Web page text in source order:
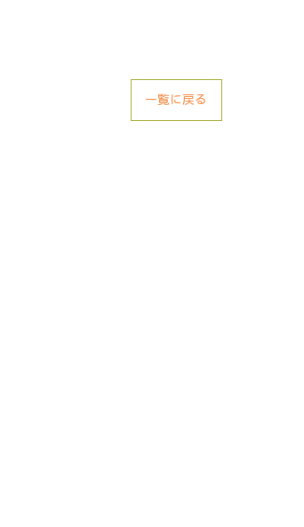
一覧に戻る